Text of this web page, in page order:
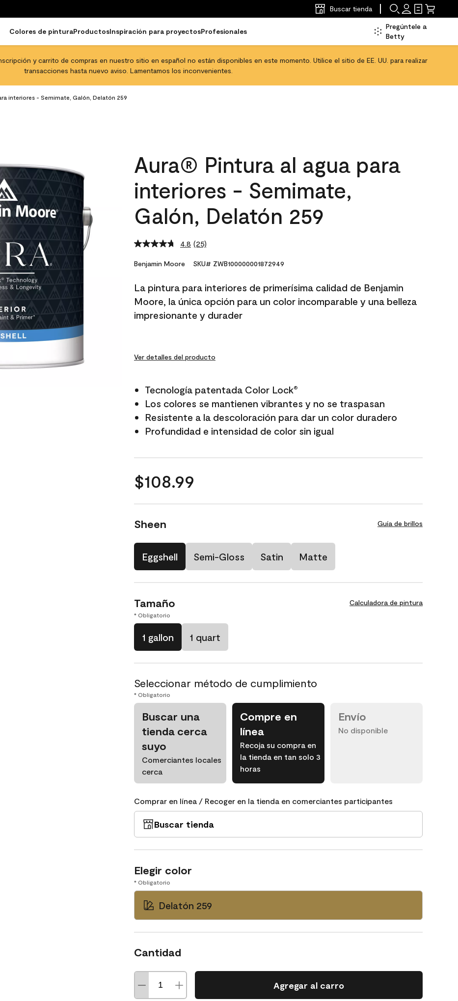
Buscar tienda
Colores de pinturaProductosInspiración para proyectosProfesionales
Pregúntele a
Betty
y carrito de compras en nuestro sitio en español no están disponibles en este momento. Utilice el sitio de EE. UU. para realizar
transacciones hasta nuevo aviso. Lamentamos los inconvenientes.
interiores - Semimate, Galón, Delatón 259
Aura® Pintura al agua para
interiores - Semimate,
Galón, Delatón 259
4.8 Read
Reviews.
link.
(25)
Benjamin Moore SKU# ZWB100000001872949
La pintura para interiores de primerísima calidad de Benjamin
Moore, la única opción para un color incomparable y una belleza
impresionante y durader
Ver detalles del producto
Tecnología patentada Color Lock®
Los colores se mantienen vibrantes y no se traspasan
Resistente a la descoloración para dar un color duradero
Profundidad e intensidad de color sin igual
$108.99
Sheen Guía de brillos
Eggshell Semi-Gloss Satin Matte
Tamaño Calculadora de pintura
* Obligatorio
1 gallon 1 quart
Seleccionar método de cumplimiento
* Obligatorio
Buscar una
tienda cerca
suyo
Comerciantes locales
cerca
Compre en
línea
Recoja su compra en
la tienda en tan solo 3
horas
Envío
No disponible
Comprar en línea / Recoger en la tienda en comerciantes participantes
Buscar tienda
Elegir color
* Obligatorio
Delatón 259
Cantidad
Agregar al carro